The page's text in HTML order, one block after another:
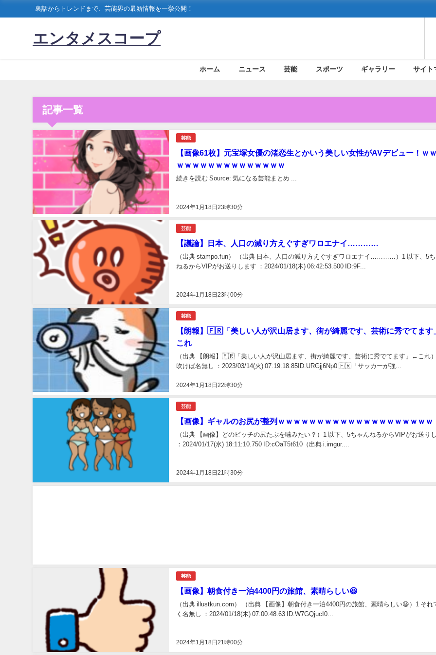
裏話からトレンドまで、芸能界の最新情報を一挙公開！
エンタメスコープ
ホーム ニュース 芸能 スポーツ ギャラリー サイト
記事一覧
芸能
【画像61枚】元宝塚女優の渚恋生とかいう美しい女性がAVデビュー！ｗ
ｗｗｗｗｗｗｗｗｗｗｗｗｗｗ
2024年1月18日23時30分
続きを読む Source: 気になる芸能まとめ ...
芸能
【議論】日本、人口の減り方えぐすぎワロエナイ…………
2024年1月18日23時00分
（出典 stampo.fun） （出典 日本、人口の減り方えぐすぎワロエナイ…………）1 以下、5ち
ねるからVIPがお送りします ：2024/01/18(木) 06:42:53.500 ID:9F...
芸能
【朗報】🇫🇷「美しい人が沢山居ます、街が綺麗です、芸術に秀でてま
これ
2024年1月18日22時30分
（出典 【朗報】🇫🇷「美しい人が沢山居ます、街が綺麗です、芸術に秀でてます」←これ
吹けば名無し ：2023/03/14(火) 07:19:18.85ID:URGjj6Np0 🇫🇷「サッカーが強...
芸能
【画像】ギャルのお尻が整列ｗｗｗｗｗｗｗｗｗｗｗｗｗｗｗｗｗｗｗｗ
2024年1月18日21時30分
（出典 【画像】どのビッチの尻たぶを噛みたい？）1 以下、5ちゃんねるからVIPがお送り
：2024/01/17(水) 18:11:10.750 ID:cOaT5t610（出典 i.imgur....
芸能
【画像】朝食付き一泊4400円の旅館、素晴らしい😆
2024年1月18日21時00分
（出典 illustkun.com） （出典 【画像】朝食付き一泊4400円の旅館、素晴らしい😆）1 それ
く名無し ：2024/01/18(木) 07:00:48.63 ID:W7GQjucI0...